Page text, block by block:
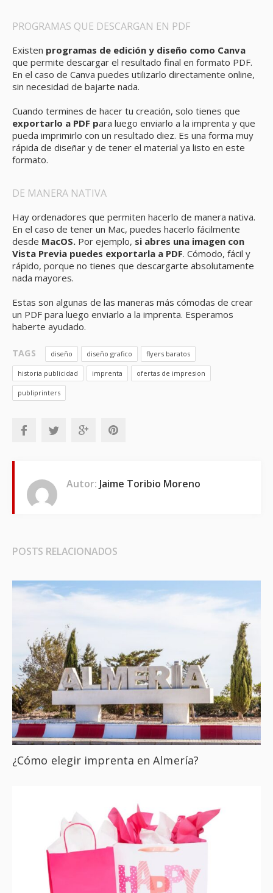
PROGRAMAS QUE DESCARGAN EN PDF
Existen programas de edición y diseño como Canva
que permite descargar el resultado final en formato PDF.
En el caso de Canva puedes utilizarlo directamente online,
sin necesidad de bajarte nada.
Cuando termines de hacer tu creación, solo tienes que
exportarlo a PDF para luego enviarlo a la imprenta y que
pueda imprimirlo con un resultado diez. Es una forma muy
rápida de diseñar y de tener el material ya listo en este
formato.
DE MANERA NATIVA
Hay ordenadores que permiten hacerlo de manera nativa.
En el caso de tener un Mac, puedes hacerlo fácilmente
desde MacOS. Por ejemplo, si abres una imagen con
Vista Previa puedes exportarla a PDF. Cómodo, fácil y
rápido, porque no tienes que descargarte absolutamente
nada mayores.
Estas son algunas de las maneras más cómodas de crear
un PDF para luego enviarlo a la imprenta. Esperamos
haberte ayudado.
TAGS diseño diseño grafico flyers baratos
historia publicidad imprenta ofertas de impresion
publiprinters
Autor: Jaime Toribio Moreno
POSTS RELACIONADOS
¿Cómo elegir imprenta en Almería?